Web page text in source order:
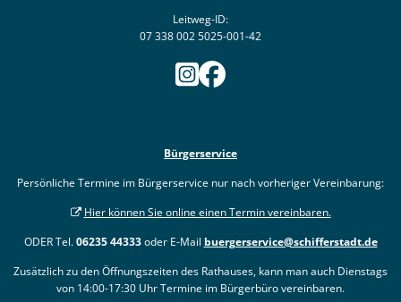
Leitweg-ID:
07 338 002 5025-001-42
Bürgerservice
Persönliche Termine im Bürgerservice nur nach vorheriger Vereinbarung:
Hier können Sie online einen Termin vereinbaren.
ODER Tel.06235 44333oder E-Mail buergerservice@schifferstadt.de
Zusätzlich zu den Öffnungszeiten des Rathauses, kann man auch Dienstags
von 14:00-17:30 Uhr Termine im Bürgerbüro vereinbaren.